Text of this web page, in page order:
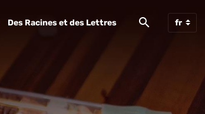
Des Racines et des Lettres